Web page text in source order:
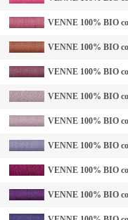
VENNE 100% BIO
VENNE 100% BIO
VENNE 100% BIO
VENNE 100% BIO
VENNE 100% BIO
VENNE 100% BIO
VENNE 100% BIO
VENNE 100% BIO